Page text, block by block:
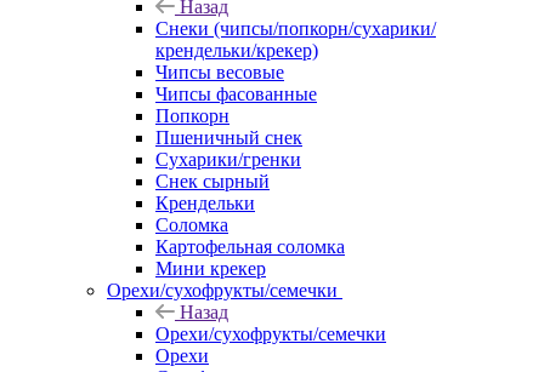
Назад
Снеки (чипсы/попкорн/сухарики/
крендельки/крекер)
Чипсы весовые
Чипсы фасованные
Попкорн
Пшеничный снек
Сухарики/гренки
Снек сырный
Крендельки
Соломка
Картофельная соломка
Мини крекер
Орехи/сухофрукты/семечки
Назад
Орехи/сухофрукты/семечки
Орехи